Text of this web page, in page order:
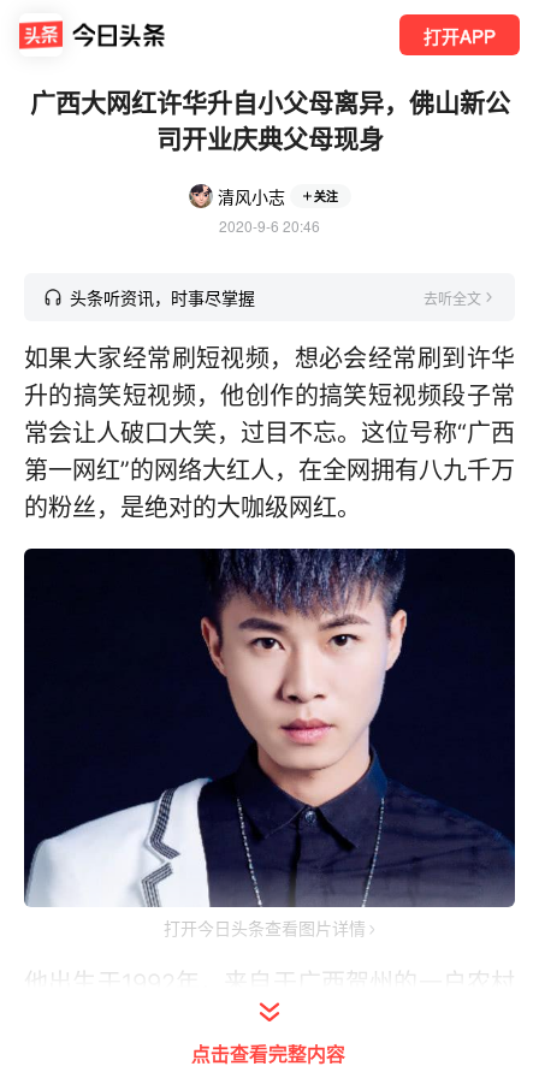
打开APP
广西大网红许华升自小父母离异，佛山新公
司开业庆典父母现身
清风小志 关注
2020-9-6 20:46
头条听资讯，时事尽掌握 去听全文
如果大家经常刷短视频，想必会经常刷到许华
升的搞笑短视频，他创作的搞笑短视频段子常
常会让人破口大笑，过目不忘。这位号称“广西
第一网红”的网络大红人，在全网拥有八九千万
的粉丝，是绝对的大咖级网红。
打开今日头条查看图片详情
他出生于1992年，来自于广西贺州的一户农村
家庭，在十年前就开始和几位老乡一起自导自
演拍摄搞笑段子，凭着自己的才华，以及坚持
点击查看完整内容